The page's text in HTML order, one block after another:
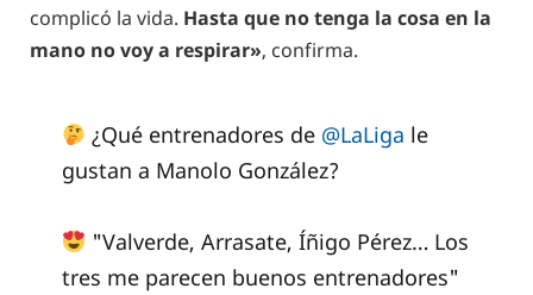
complicó la vida. Hasta que no tenga la cosa en la
mano no voy a respirar», confirma.
¿Qué entrenadores de @LaLiga le
gustan a Manolo González?
"Valverde, Arrasate, Íñigo Pérez… Los
tres me parecen buenos entrenadores"